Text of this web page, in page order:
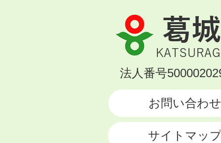
葛
城
市
KATSURAGI
法人番号
お問い合わせ
サイトマッ